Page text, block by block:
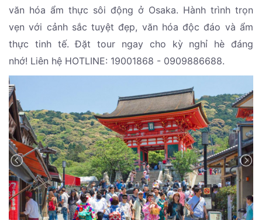
văn hóa ẩm thực sôi động ở Osaka. Hành trình trọn
vẹn với cảnh sắc tuyệt đẹp, văn hóa độc đáo và ẩm
thực tinh tế. Đặt tour ngay cho kỳ nghỉ hè đáng
nhớ! Liên hệ HOTLINE: 19001868 - 0909886688.